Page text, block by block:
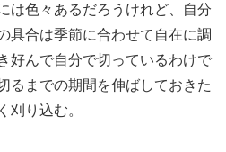
は色々あるだろうけれど、自分
具合は季節に合わせて自在に調
好んで自分で切っているわけで
るまでの期間を伸ばしておきた
刈り込む。